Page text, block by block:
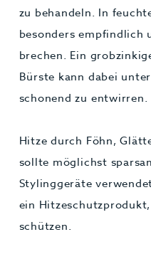
zu behandeln. In
besonders empfindlich
brechen. Ein
Bürste kann dabei
schonend zu entwirren.
Hitze durch Föhn,
sollte möglichst
Stylinggeräte
ein
schützen.